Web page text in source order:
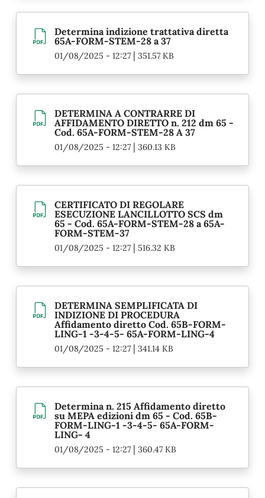
Determina indizione trattativa diretta
65A-FORM-STEM-28 a 37
01/08/2025 - 12:27| 351.57 KB
DETERMINA A CONTRARRE DI
AFFIDAMENTO DIRETTO n. 212 dm 65 -
Cod. 65A-FORM-STEM-28 A 37
01/08/2025 - 12:27| 360.13 KB
CERTIFICATO DI REGOLARE
ESECUZIONE LANCILLOTTO SCS dm
65 - Cod. 65A-FORM-STEM-28 a 65A-
FORM-STEM-37
01/08/2025 - 12:27| 516.32 KB
DETERMINA SEMPLIFICATA DI
INDIZIONE DI PROCEDURA
Affidamento diretto Cod. 65B-FORM-
LING-1 -3-4-5- 65A-FORM-LING-4
01/08/2025 - 12:27| 341.14 KB
Determina n. 215 Affidamento diretto
su MEPA edizioni dm 65 - Cod. 65B-
FORM-LING-1 -3-4-5- 65A-FORM-
LING- 4
01/08/2025 - 12:27| 360.47 KB